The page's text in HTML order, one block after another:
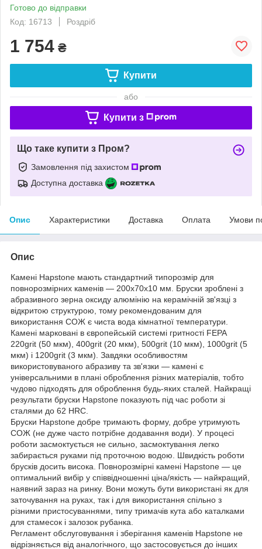
Готово до відправки
Код: 16713
Роздріб
1 754 ₴
Купити
або
Купити з
Що таке купити з Пром?
Замовлення під захистом
Доступна доставка
Опис Характеристики Доставка Оплата Умови
Опис
Камені Hapstone мають стандартний типорозмір для
повнорозмірних каменів — 200х70х10 мм. Бруски зроблені з
абразивного зерна оксиду алюмінію на керамічній зв'язці з
відкритою структурою, тому рекомендованим для
використання СОЖ є чиста вода кімнатної температури.
Камені марковані в європейській системі гритності FEPA
220grit (50 мкм), 400grit (20 мкм), 500grit (10 мкм), 1000grit (5
мкм) і 1200grit (3 мкм). Завдяки особливостям
використовуваного абразиву та зв'язки — камені є
універсальними в плані оброблення різних матеріалів, тобто
чудово підходять для оброблення будь-яких сталей. Найкращі
результати бруски Hapstone показують під час роботи зі
сталями до 62 HRC.
Бруски Hapstone добре тримають форму, добре утримують
СОЖ (не дуже часто потрібне додавання води). У процесі
роботи засмоктується не сильно, засмоктування легко
забирається руками під проточною водою. Швидкість роботи
брусків досить висока. Повнорозмірні камені Hapstone — це
оптимальний вибір у співвідношенні ціна/якість — найкращий,
наявний зараз на ринку. Вони можуть бути використані як для
заточування на руках, так і для використання спільно з
різними пристосуваннями, типу тримачів кута або каталками
для стамесок і залозок рубанка.
Регламент обслуговування і зберігання каменів Hapstone не
відрізняється від аналогічного, що застосовується до інших